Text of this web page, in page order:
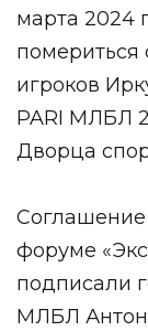
марта 2024
игроков
PARI МЛБЛ
Дворца
форуме
подписали
МЛБЛ Антон